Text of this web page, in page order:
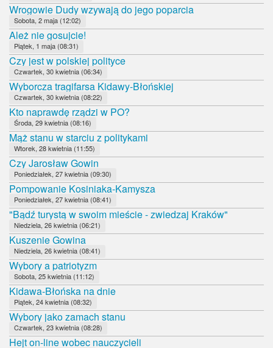
Wrogowie Dudy wzywają do jego poparcia
Sobota, 2 maja (12:02)
Ależ nie gosujcie!
Piątek, 1 maja (08:31)
Czy jest w polskiej polityce
Czwartek, 30 kwietnia (06:34)
Wyborcza tragifarsa Kidawy-Błońskiej
Czwartek, 30 kwietnia (08:22)
Kto naprawdę rządzi w PO?
Środa, 29 kwietnia (08:16)
Mąż stanu w starciu z politykami
Wtorek, 28 kwietnia (11:55)
Czy Jarosław Gowin
Poniedziałek, 27 kwietnia (09:30)
Pompowanie Kosiniaka-Kamysza
Poniedziałek, 27 kwietnia (08:41)
"Bądź turystą w swoim mieście - zwiedzaj Kraków"
Niedziela, 26 kwietnia (06:21)
Kuszenie Gowina
Niedziela, 26 kwietnia (08:41)
Wybory a patriotyzm
Sobota, 25 kwietnia (11:12)
Kidawa-Błońska na dnie
Piątek, 24 kwietnia (08:32)
Wybory jako zamach stanu
Czwartek, 23 kwietnia (08:28)
Hejt on-line wobec nauczycieli